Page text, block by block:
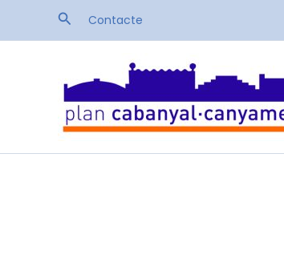
SearchContacte